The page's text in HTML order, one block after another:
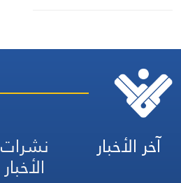
آخر الأخبار نشرات
الأخبار